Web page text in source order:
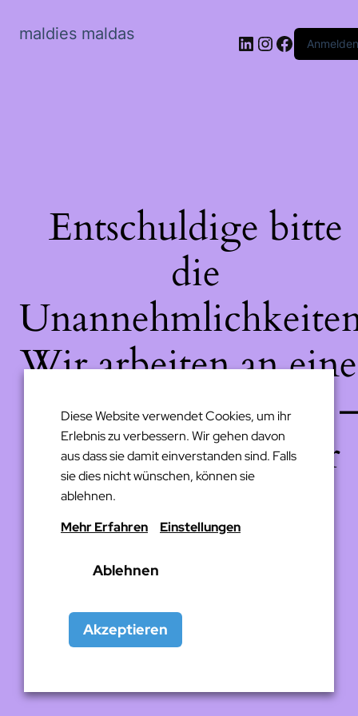
maldies maldas LinkedIn
Instagram
Anmelden
Entschuldige bitte
die
Wir arbeiten an
großartigen Sache
schau bald wieder
Diese Website verwendet Cookies, um ihr
Erlebnis zu verbessern. Wir gehen davon
aus dass sie damit einverstanden sind. Falls
sie dies nicht wünschen, können sie
ablehnen.
Mehr Erfahren
Einstellungen
Ablehnen
Akzeptieren